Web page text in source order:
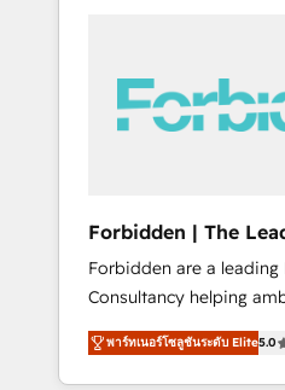
Shopify, Oneflow. 💻 Développements
custom : CRM UI
B2B, Immobilier, Viticulture,
livrables : migration
implémentation
Hub, synchronisation
réel, formation équipes. 🏆 +350 projets
Forbidden | The
Consultancy
Forbidden are a
Consultancy helping
the full potential of HubSpot. Too
businesses invest in
the ROI they expected
พาร์ทเนอร์โซลูชันระดับ Elite5.0